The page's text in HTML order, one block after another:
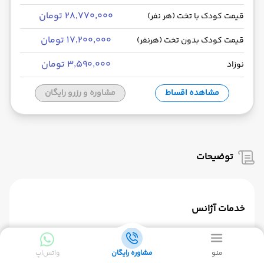
قیمت کودک با تخت (هر نفر) ۲۸٬۷۷۰٬۰۰۰ تومان
قیمت کودک بدون تخت (هرنفر) ۱۷٬۲۰۰٬۰۰۰ تومان
نوزاد ۳٬۵۹۰٬۰۰۰ تومان
مشاهده اقساط مشاوره و رزرو رایگان
توضیحات
خدمات آژانس
بلیط رفت وبرگشت
ترانسفر فرودگاهی
منو مشاوره رایگان واتس‌اپ